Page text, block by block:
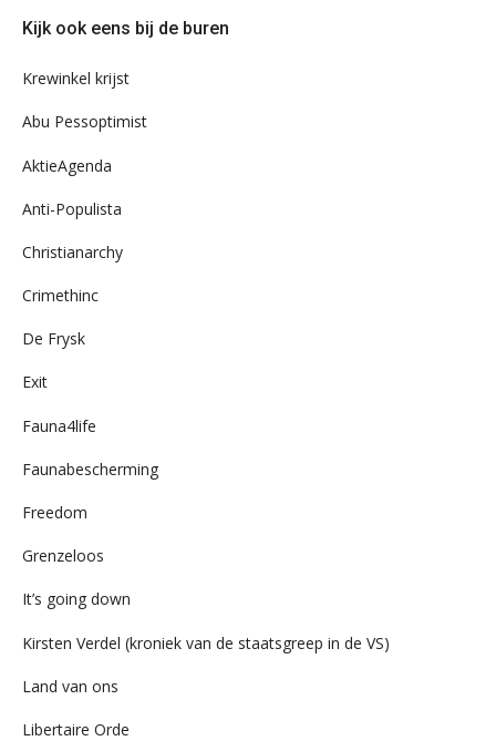
ons
Kijk ook eens bij de buren
Krewinkel krijst
Abu Pessoptimist
AktieAgenda
Anti-Populista
Christianarchy
Crimethinc
De Frysk
Exit
Fauna4life
Faunabescherming
Freedom
Grenzeloos
It’s going down
Kirsten Verdel (kroniek van de staatsgreep in de VS)
Land van ons
Libertaire Orde